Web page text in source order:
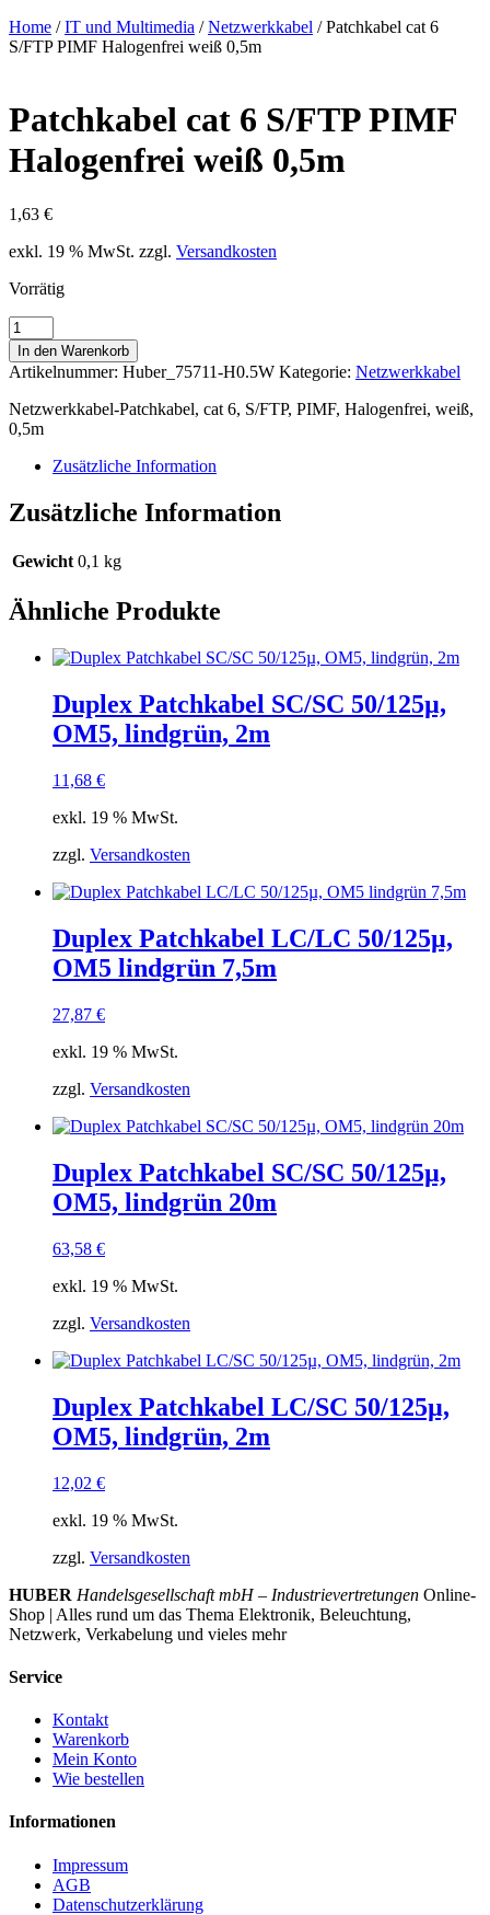
Home /IT und Multimedia /Netzwerkkabel / Patchkabel cat 6
S/FTP PIMF Halogenfrei weiß 0,5m
Patchkabel cat 6 S/FTP PIMF
Halogenfrei weiß 0,5m
1,63 €
exkl. 19 % MwSt. zzgl. Versandkosten
Vorrätig
Patchkabel
cat
6
S/FTP
PIMF
Halogenfrei
weiß
0,5m
In den Warenkorb
Artikelnummer: Huber_75711-H0.5W Kategorie: Netzwerkkabel
Netzwerkkabel-Patchkabel, cat 6, S/FTP, PIMF, Halogenfrei, weiß,
0,5m
Zusätzliche Information
Zusätzliche Information
Gewicht 0,1 kg
Ähnliche Produkte
Duplex Patchkabel SC/SC 50/125µ,
OM5, lindgrün, 2m
11,68 €
exkl. 19 % MwSt.
zzgl. Versandkosten
Duplex Patchkabel LC/LC 50/125µ,
OM5 lindgrün 7,5m
27,87 €
exkl. 19 % MwSt.
zzgl. Versandkosten
Duplex Patchkabel SC/SC 50/125µ,
OM5, lindgrün 20m
63,58 €
exkl. 19 % MwSt.
zzgl. Versandkosten
Duplex Patchkabel LC/SC 50/125µ,
OM5, lindgrün, 2m
12,02 €
exkl. 19 % MwSt.
zzgl. Versandkosten
HUBER Handelsgesellschaft mbH – Industrievertretungen Online-
Shop | Alles rund um das Thema Elektronik, Beleuchtung,
Netzwerk, Verkabelung und vieles mehr
Service
Kontakt
Warenkorb
Mein Konto
Wie bestellen
Informationen
Impressum
AGB
Datenschutzerklärung